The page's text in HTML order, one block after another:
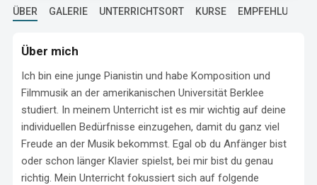
ÜBER GALERIE UNTERRICHTSORT KURSE EMPFEHLUNGEN
Über mich
Ich bin eine junge Pianistin und habe Komposition und
Filmmusik an der amerikanischen Universität Berklee
studiert. In meinem Unterricht ist es mir wichtig auf deine
individuellen Bedürfnisse einzugehen, damit du ganz viel
Freude an der Musik bekommst. Egal ob du Anfänger bist
oder schon länger Klavier spielst, bei mir bist du genau
richtig. Mein Unterricht fokussiert sich auf folgende